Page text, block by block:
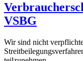
VSBG
Wir sind nicht